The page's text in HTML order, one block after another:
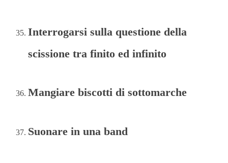
Interrogarsi sulla questione della
scissione tra finito ed infinito
Mangiare biscotti di sottomarche
Suonare in una band